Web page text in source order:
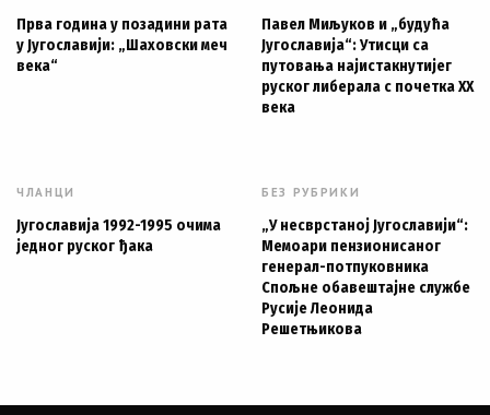
Прва година у позадини рата
у Југославији: „Шаховски меч
века“
Павел Миљуков и „будућа
Југославија“: Утисци са
путовања најистакнутијег
руског либерала с почетка XX
века
ЧЛАНЦИ
Југославија 1992-1995 очима
једног руског ђака
БЕЗ РУБРИКИ
„У несврстаној Југославији“:
Мемоари пензионисаног
генерал-потпуковника
Спољне обавештајне службе
Русије Леонида
Решетњикова